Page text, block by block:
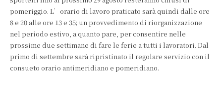
pomeriggio. L’orario di lavoro praticato sarà quindi dalle ore
8 e 20 alle ore 13 e 35; un provvedimento di riorganizzazione
nel periodo estivo, a quanto pare, per consentire nelle
prossime due settimane di fare le ferie a tutti i lavoratori. Dal
primo di settembre sarà ripristinato il regolare servizio con il
consueto orario antimeridiano e pomeridiano.